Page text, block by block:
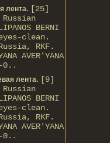
лента. [25]
BERNI
clean.
RKF.
AVER'YANA
0..
лента. [9]
BERNI
clean.
RKF.
AVER'YANA
0..